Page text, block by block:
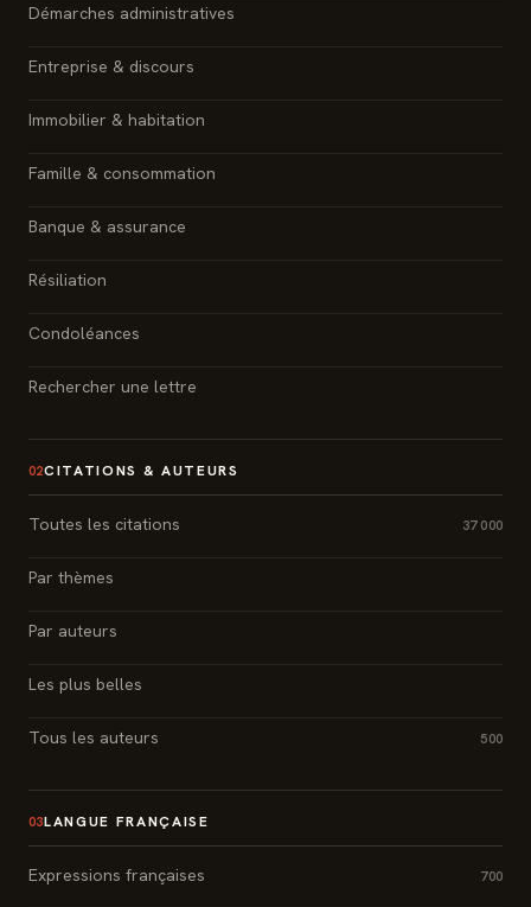
Démarches administratives
Entreprise & discours
Immobilier & habitation
Famille & consommation
Banque & assurance
Résiliation
Condoléances
Rechercher une lettre
02CITATIONS & AUTEURS
Toutes les citations 37 000
Par thèmes
Par auteurs
Les plus belles
Tous les auteurs 500
03LANGUE FRANÇAISE
Expressions françaises 700